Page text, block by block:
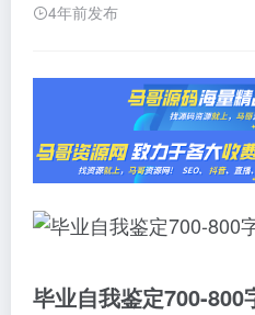
4年前发布
毕业自我鉴定700-800